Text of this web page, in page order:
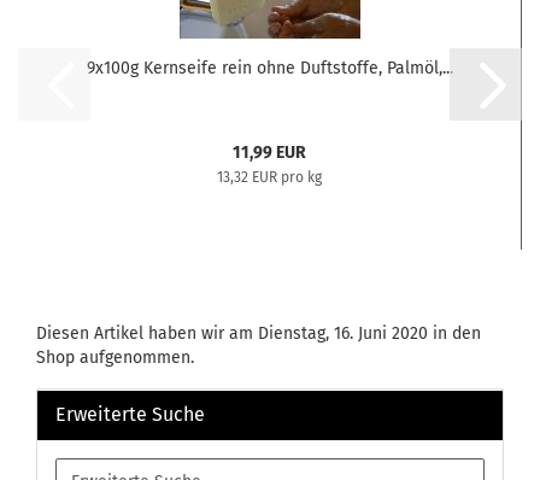
9x100g Kernseife rein ohne Duftstoffe, Palmöl,...
11,99 EUR
13,32 EUR pro kg
Diesen Artikel haben wir am Dienstag, 16. Juni 2020 in den
Shop aufgenommen.
Erweiterte Suche
Erweiterte